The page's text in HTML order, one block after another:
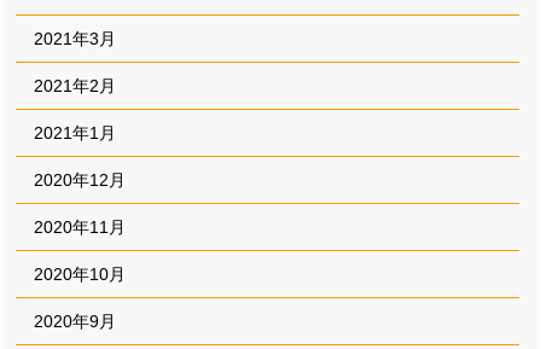
2021年3月
2021年2月
2021年1月
2020年12月
2020年11月
2020年10月
2020年9月